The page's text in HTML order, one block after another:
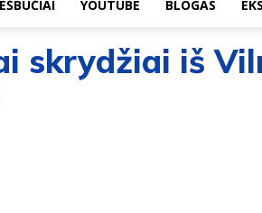
YOUTUBE BLOGAS
skrydžiai iš